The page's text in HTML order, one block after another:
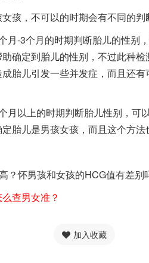
，不可以的时期会有不同的判
-3个月的时期判断胎儿的性别
确定到胎儿的性别，不过此种
胎儿引发一些并发症，而且还
以上的时期判断胎儿性别，可
胎儿是男孩女孩，而且这个方法
？怀男孩和女孩的HCG值有差别
查男女准？
加入收藏